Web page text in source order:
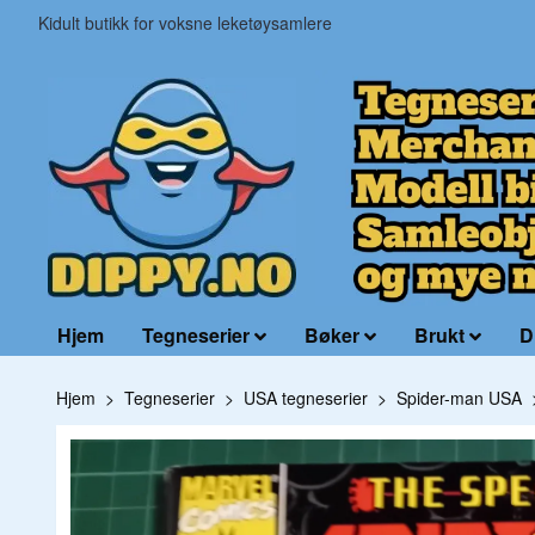
Kidult butikk for voksne leketøysamlere
Hjem Tegneserier Bøker Brukt
Hjem Tegneserier USA tegneserier Spider-man USA